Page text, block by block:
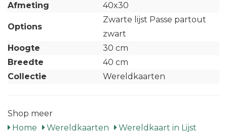
Afmeting 40x30
Options
Zwarte lijst Passe partout
zwart
Hoogte
30 cm
Breedte
40 cm
Collectie
Wereldkaarten
Shop meer
Home
Wereldkaarten
Wereldkaart in Lijst